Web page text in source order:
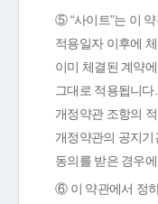
⑤ “사이트”는 이
적용일자 이후에
이미 체결된 계약
그대로 적용됩니
개정약관 조항의
개정약관의 공지기
동의를 받은 경우
⑥ 이 약관에서 정